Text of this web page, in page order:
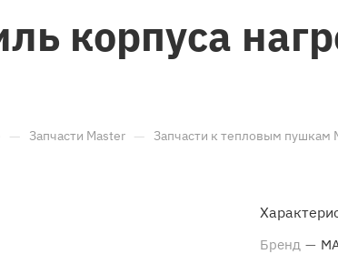
корпуса
— Запчасти Master — Запчасти к тепловым пушкам
Бренд —